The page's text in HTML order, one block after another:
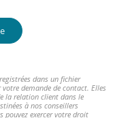
dans un fichier
votre demande de contact. Elles
la relation client dans le
à nos conseillers
pouvez exercer votre droit